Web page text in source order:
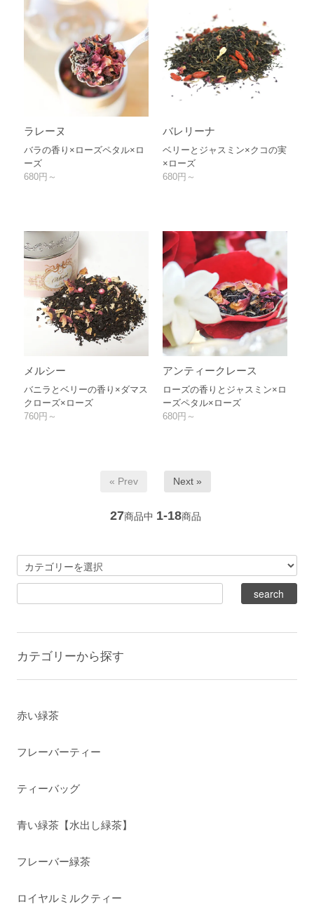
ラレーヌ
バラの香り×ローズペタル×ロ
ーズ
680円～
バレリーナ
ベリーとジャスミン×クコの実
×ローズ
680円～
メルシー
バニラとベリーの香り×ダマス
クローズ×ローズ
760円～
アンティークレース
ローズの香りとジャスミン×ロ
ーズペタル×ローズ
680円～
« Prev Next »
27商品中 1-18商品
カテゴリーから探す
赤い緑茶
フレーバーティー
ティーバッグ
青い緑茶【水出し緑茶】
フレーバー緑茶
ロイヤルミルクティー